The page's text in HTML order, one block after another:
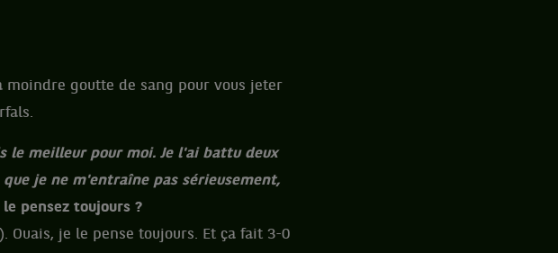
moindre goutte de sang pour vous jeter
le meilleur pour moi. Je l'ai battu deux
je ne m'entraîne pas sérieusement,
le pensez toujours ?
Ouais, je le pense toujours. Et ça fait 3-0